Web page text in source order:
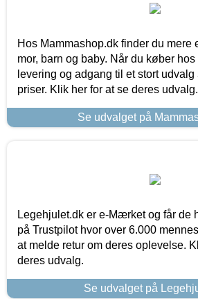
Hos Mammashop.dk finder du mere
mor, barn og baby. Når du køber
levering og adgang til et stort udvalg
priser. Klik her for at se deres udvalg.
Se udvalget på
Legehjulet.dk er e-Mærket og får de
på Trustpilot hvor over 6.000
at melde retur om deres oplevelse.
deres udvalg.
Se udvalget på